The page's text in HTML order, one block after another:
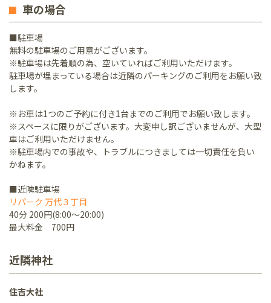
車の場合
■駐車場
無料の駐車場のご用意がございます。
※駐車場は先着順の為、空いていればご利用いただけます。
駐車場が埋まっている場合は近隣のパーキングのご利用をお願い致
します。
※お車は1つのご予約に付き1台までのご利用でお願い致します。
※スペースに限りがございます。大変申し訳ございませんが、大型
車はご利用いただけません。
※駐車場内での事故や、トラブルにつきましては一切責任を負い
かねます。
■近隣駐車場
リパーク 万代３丁目
40分 200円(8:00～20:00)
最大料金 700円
近隣神社
住吉大社